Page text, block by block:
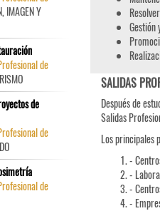
Gestión
SALIDAS
Después de
Salidas
Los principales
-
-
-
-
IMAGEN Y
de
de
de
de